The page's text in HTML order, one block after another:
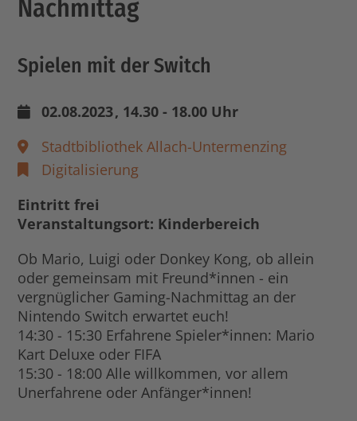
Nachmittag
Spielen mit der Switch
02.08.2023, 14.30 - 18.00 Uhr
Stadtbibliothek Allach-Untermenzing
Digitalisierung
Eintritt frei
Veranstaltungsort: Kinderbereich
Ob Mario, Luigi oder Donkey Kong, ob allein
oder gemeinsam mit Freund*innen - ein
vergnüglicher Gaming-Nachmittag an der
Nintendo Switch erwartet euch!
14:30 - 15:30 Erfahrene Spieler*innen: Mario
Kart Deluxe oder FIFA
15:30 - 18:00 Alle willkommen, vor allem
Unerfahrene oder Anfänger*innen!